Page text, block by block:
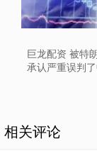
巨龙配资 被特
承认严重误判
相关评论